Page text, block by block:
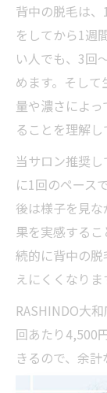
背中の脱毛は
をしてから1週
い人でも、3回
めます。そし
量や濃さによ
ることを理解し
当サロン推奨
に1回のペース
後は様子を見
果を実感する
続的に背中の
えにくくなりま
RASHINDO大
回あたり4,500
きるので、余
がら料金を支